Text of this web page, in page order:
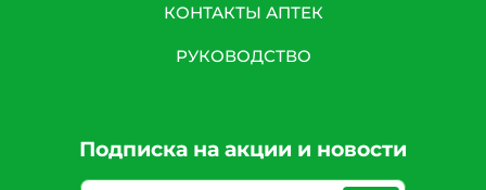
КОНТАКТЫ АПТЕК
РУКОВОДСТВО
Подписка на акции и новости